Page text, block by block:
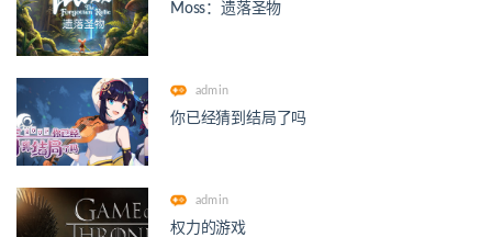
Moss：遗落圣物
admin
你已经猜到结局了吗
admin
权力的游戏